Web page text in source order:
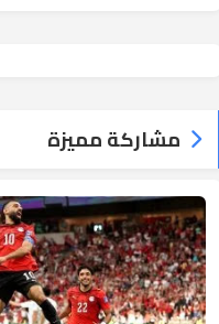
مشاركة مميزة